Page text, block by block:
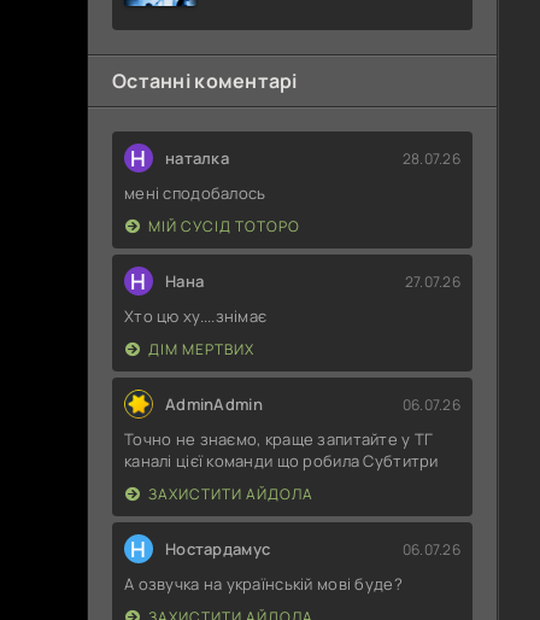
пограбування
Останні коментарі
Н наталка 28.07.26
мені сподобалось
МІЙ СУСІД ТОТОРО
Н Нана 27.07.26
Хто цю ху....знімає
ДІМ МЕРТВИХ
AdminAdmin 06.07.26
Точно не знаємо, краще запитайте у ТГ
каналі цієї команди що робила Субтитри
ЗАХИСТИТИ АЙДОЛА
Н Ностардамус 06.07.26
А озвучка на українській мові буде?